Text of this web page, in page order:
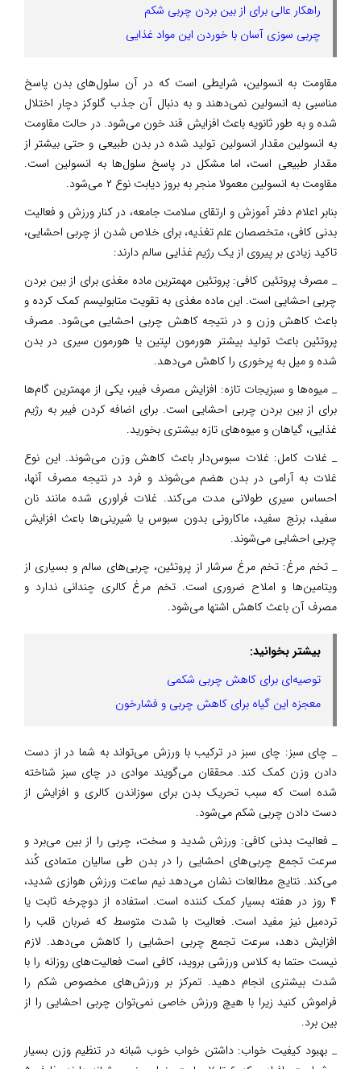
راهکار عالی برای از بین بردن چربی شکم
چربی سوزی آسان با خوردن این مواد غذایی
مقاومت به انسولین، شرایطی است که در آن سلول‌های بدن پاسخ
مناسبی به انسولین نمی‌دهند و به دنبال آن جذب گلوکز دچار اختلال
شده و به طور ثانویه باعث افزایش قند خون می‌شود. در حالت مقاومت
به انسولین مقدار انسولین تولید شده در بدن طبیعی و حتی بیشتر از
مقدار طبیعی است، اما مشکل در پاسخ سلول‌ها به انسولین است.
مقاومت به انسولین معمولا منجر به بروز دیابت نوع ۲ می‌شود.
بنابر اعلام دفتر آموزش و ارتقای سلامت جامعه، در کنار ورزش و فعالیت
بدنی کافی، متخصصان علم تغذیه، برای خلاص شدن از چربی احشایی،
تاکید زیادی بر پیروی از یک رژیم غذایی سالم دارند:
_ مصرف پروتئین کافی: پروتئین مهمترین ماده مغذی برای از بین بردن
چربی احشایی است. این ماده مغذی به تقویت متابولیسم کمک کرده و
باعث کاهش وزن و در نتیجه کاهش چربی احشایی می‌شود. مصرف
پروتئین باعث تولید بیشتر هورمون لپتین یا هورمون سیری در بدن
شده و میل به پرخوری را کاهش می‌دهد.
_ میوه‌ها و سبزیجات تازه: افزایش مصرف فیبر، یکی از مهمترین گام‌ها
برای از بین بردن چربی احشایی است. برای اضافه کردن فیبر به رژیم
غذایی، گیاهان و میوه‌های تازه بیشتری بخورید.
_ غلات کامل: غلات سبوس‌دار باعث کاهش وزن می‌شوند. این نوع
غلات به آرامی در بدن هضم می‌شوند و فرد در نتیجه مصرف آنها،
احساس سیری طولانی مدت می‌کند. غلات فراوری شده مانند نان
سفید، برنج سفید، ماکارونی بدون سبوس یا شیرینی‌ها باعث افزایش
چربی احشایی می‌شوند.
_ تخم مرغ: تخم مرغ سرشار از پروتئین، چربی‌های سالم و بسیاری از
ویتامین‌ها و املاح ضروری است. تخم مرغ کالری چندانی ندارد و
مصرف آن باعث کاهش اشتها می‌شود.
بیشتر بخوانید:
توصیه‌ای برای کاهش چربی شکمی
معجزه این گیاه برای کاهش چربی و فشارخون
_ چای سبز: چای سبز در ترکیب با ورزش می‌تواند به شما در از دست
دادن وزن کمک کند. محققان می‌گویند موادی در چای سبز شناخته
شده است که سبب تحریک بدن برای سوزاندن کالری و افزایش از
دست دادن چربی شکم می‌شود.
_ فعالیت بدنی کافی: ورزش شدید و سخت، چربی را از بین می‌برد و
سرعت تجمع چربی‌های احشایی را در بدن طی سالیان متمادی کُند
می‌کند. نتایج مطالعات نشان می‌دهد نیم ساعت ورزش هوازی شدید،
۴ روز در هفته بسیار کمک کننده است. استفاده از دوچرخه ثابت یا
تردمیل نیز مفید است. فعالیت با شدت متوسط که ضربان قلب را
افزایش دهد، سرعت تجمع چربی احشایی را کاهش می‌دهد. لازم
نیست حتما به کلاس ورزشی بروید، کافی است فعالیت‌های روزانه را با
شدت بیشتری انجام دهید. تمرکز بر ورزش‌های مخصوص شکم را
فراموش کنید زیرا با هیچ ورزش خاصی نمی‌توان چربی احشایی را از
بین برد.
_ بهبود کیفیت خواب: داشتن خواب خوب شبانه در تنظیم وزن بسیار